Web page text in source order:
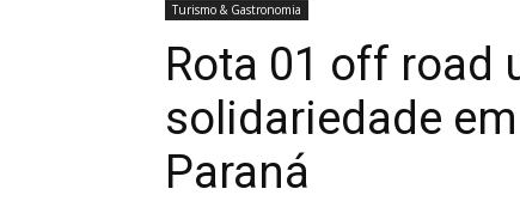
Turismo & Gastronomia
Rota 01 off road
solidariedade
Paraná